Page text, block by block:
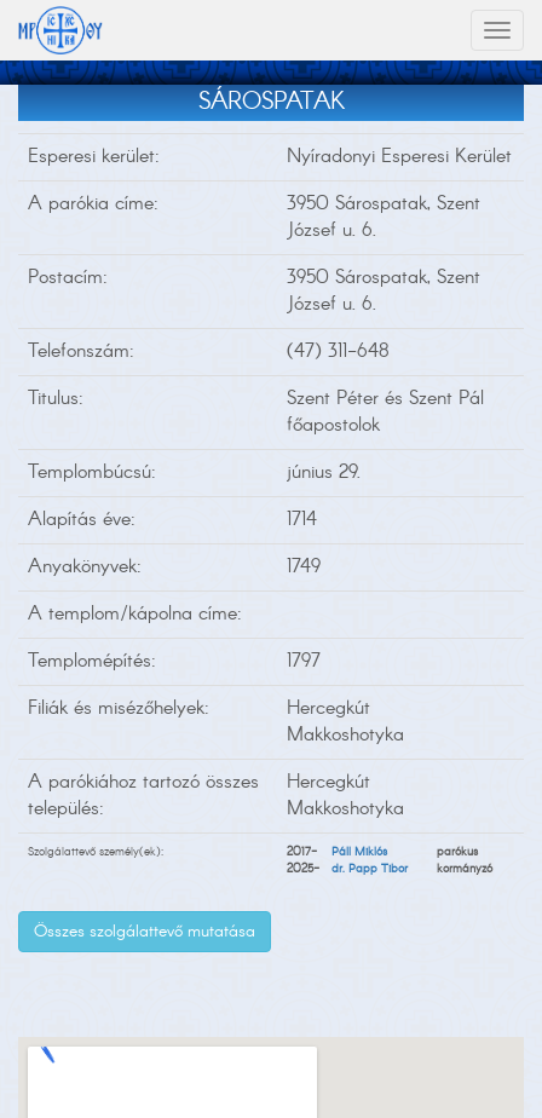
SÁROSPATAK
Esperesi kerület:
Nyíradonyi Esperesi Kerület
A parókia címe:
3950 Sárospatak, Szent
József u. 6.
Postacím:
3950 Sárospatak, Szent
József u. 6.
Telefonszám:
(47) 311-648
Titulus:
Szent Péter és Szent Pál
főapostolok
Templombúcsú:
június 29.
Alapítás éve:
1714
Anyakönyvek:
1749
A templom/kápolna címe:
Templomépítés:
1797
Filiák és misézőhelyek:
Hercegkút
Makkoshotyka
A parókiához tartozó összes
település:
Hercegkút
Makkoshotyka
Szolgálattevő személy(ek): 2017- Páll Miklós
parókus
2025-
dr. Papp Tibor kormányzó
Összes szolgálattevő mutatása